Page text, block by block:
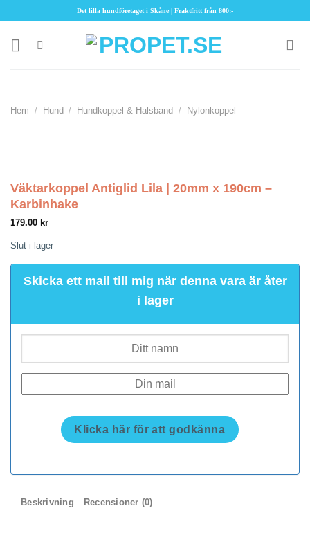
content
Det lilla hundföretaget i Skåne | Fraktfritt från 800:-
Hem / Hund / Hundkoppel & Halsband / Nylonkoppel
Väktarkoppel Antiglid Lila | 20mm x 190cm –
Karbinhake
179.00 kr
Slut i lager
Skicka ett mail till mig när denna vara är åter
i lager
Klicka här för att godkänna
Beskrivning Recensioner (0)